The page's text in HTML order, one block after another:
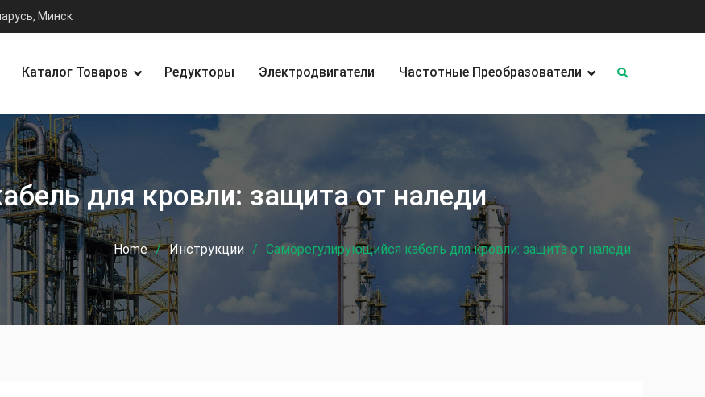
Минск
Каталог Товаров Редукторы Электродвигатели Частотные Преобразователи
для кровли: защита от наледи
Home Инструкции Саморегулирующийся кабель для кровли: защита от наледи